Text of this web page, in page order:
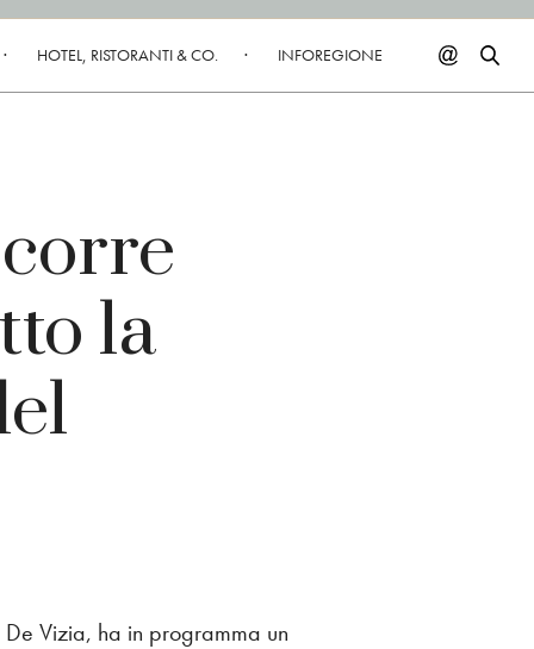
HOTEL, RISTORANTI & CO. INFOREGIONE
la
Vizia, ha in programma un